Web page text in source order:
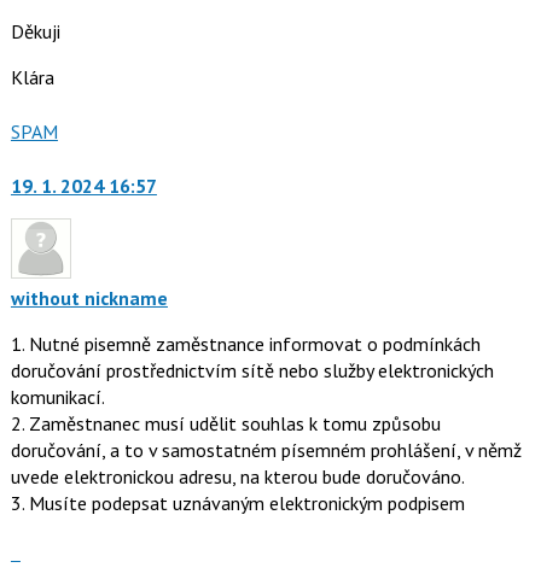
Děkuji
Klára
Nahlásit
jako
SPAM
19. 1. 2024 16:57
without nickname
1. Nutné pisemně zaměstnance informovat o podmínkách
doručování prostřednictvím sítě nebo služby elektronických
komunikací.
2. Zaměstnanec musí udělit souhlas k tomu způsobu
doručování, a to v samostatném písemném prohlášení, v němž
uvede elektronickou adresu, na kterou bude doručováno.
3. Musíte podepsat uznávaným elektronickým podpisem